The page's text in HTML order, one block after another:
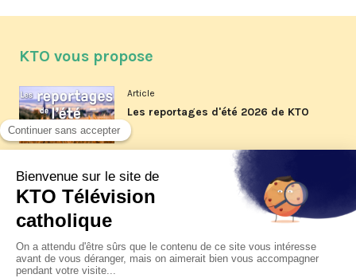
KTO vous propose
Article
Les reportages d'été 2026 de KTO
La visite pastorale du pape Léon
XIV à Assise à suivre sur KTO le
jeudi 6 août
Article
Le pape en Uruguay, Argentine et